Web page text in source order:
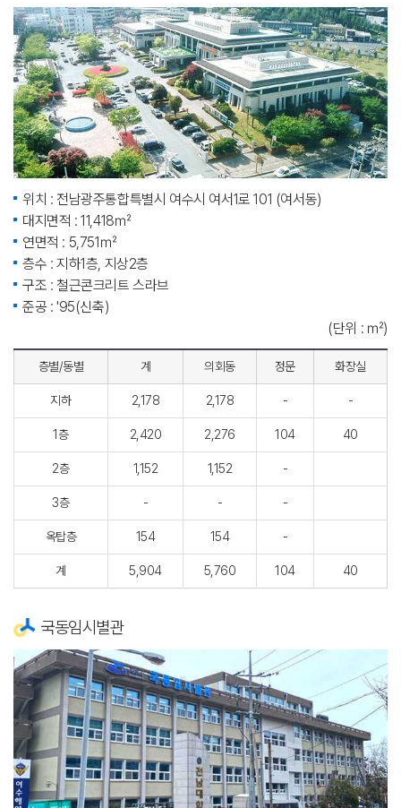
위치 : 전남광주통합특별시 여수시 여서1로 101 (여서동)
대지면적 : 11,418㎡
연면적 : 5,751㎡
층수 : 지하1층, 지상2층
구조 : 철근콘크리트 스라브
준공 : '95(신축)
(단위 : ㎡)
층별/동별 계 의회동 정문 화장실
지하 2,178 2,178 - -
1층 2,420 2,276 104 40
2층 1,152 1,152 -
3층 - - -
옥탑층 154 154 -
계 5,904 5,760 104 40
국동임시별관